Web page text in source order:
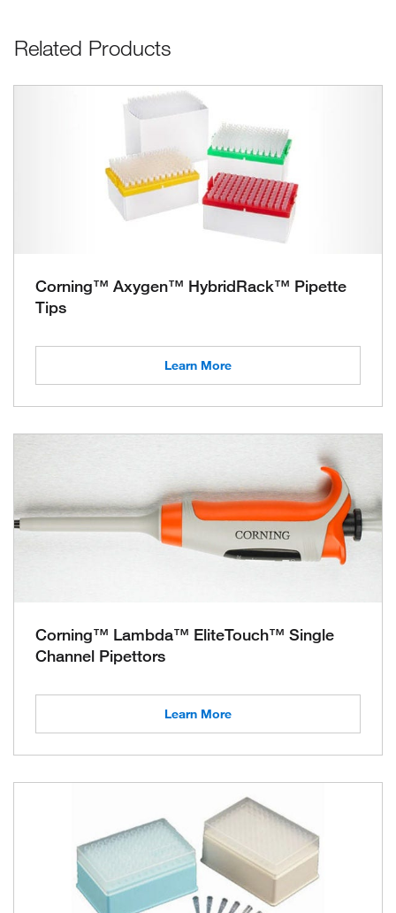
Related Products
Corning™ Axygen™ HybridRack™ Pipette
Tips
Learn More
Corning™ Lambda™ EliteTouch™ Single
Channel Pipettors
Learn More